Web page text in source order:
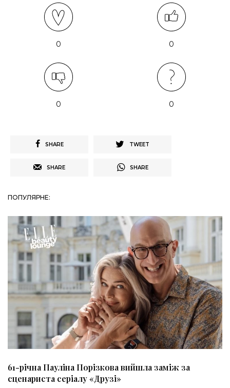
0 0
0 0
SHARE TWEET
SHARE SHARE
ПОПУЛЯРНЕ:
61-річна Пауліна Порізкова вийшла заміж за
сценариста серіалу «Друзі»